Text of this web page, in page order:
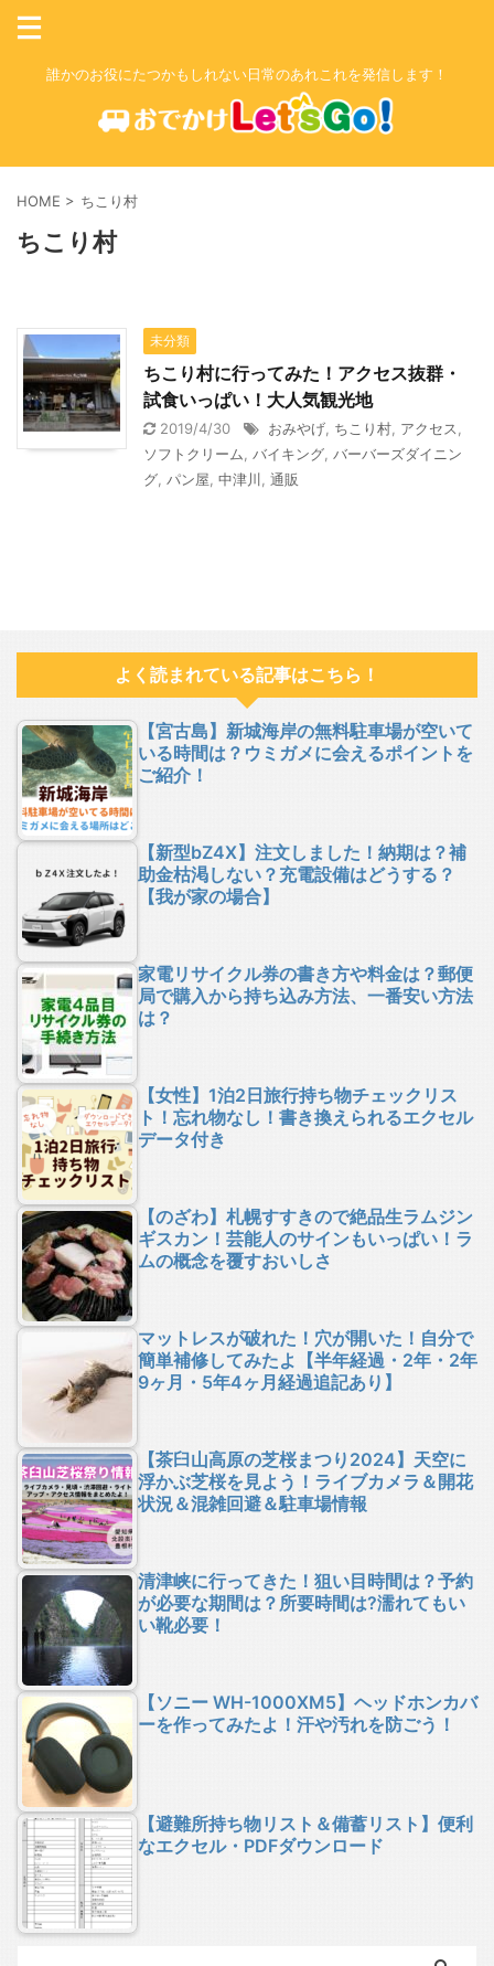
誰かのお役にたつかもしれない日常のあれこれを発信します！
HOME > ちこり村
ちこり村
未分類
ちこり村に行ってみた！アクセス抜群・
試食いっぱい！大人気観光地
2019/4/30 おみやげ ちこり村 アクセス
ソフトクリーム
バイキング バーバーズダイニン
グ パン屋 中津川 通販
よく読まれている記事はこちら！
【宮古島】新城海岸の無料駐車場が空いて
いる時間は？ウミガメに会えるポイントを
ご紹介！
【新型bZ4X】注文しました！納期は？補
助金枯渇しない？充電設備はどうする？
【我が家の場合】
家電リサイクル券の書き方や料金は？郵便
局で購入から持ち込み方法、一番安い方法
は？
【女性】1泊2日旅行持ち物チェックリス
ト！忘れ物なし！書き換えられるエクセル
データ付き
【のざわ】札幌すすきので絶品生ラムジン
ギスカン！芸能人のサインもいっぱい！ラ
ムの概念を覆すおいしさ
マットレスが破れた！穴が開いた！自分で
簡単補修してみたよ【半年経過・2年・2年
9ヶ月・5年4ヶ月経過追記あり】
【茶臼山高原の芝桜まつり2024】天空に
浮かぶ芝桜を見よう！ライブカメラ＆開花
状況＆混雑回避＆駐車場情報
清津峡に行ってきた！狙い目時間は？予約
が必要な期間は？所要時間は?濡れてもい
い靴必要！
【ソニー WH-1000XM5】ヘッドホンカバ
ーを作ってみたよ！汗や汚れを防ごう！
【避難所持ち物リスト＆備蓄リスト】便利
なエクセル・PDFダウンロード